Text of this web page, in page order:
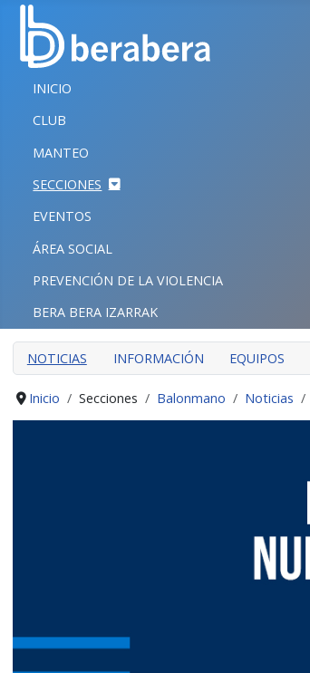
CERRAR
INICIO
CLUB
MANTEO
SECCIONES
EVENTOS
ÁREA SOCIAL
PREVENCIÓN DE LA VIOLENCIA
BERA BERA IZARRAK
INICIO
CLUB
MANTEO
SECCIONES
EVENTOS
ÁREA SOCIAL
PREVENCIÓN DE LA VIOLENCIA
BERA BERA IZARRAK
NOTICIAS INFORMACIÓN EQUIPOS
Inicio Secciones Balonmano Noticias